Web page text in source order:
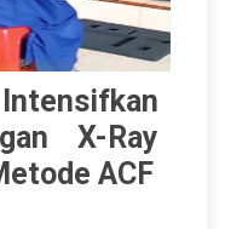
X-Ray
ACF